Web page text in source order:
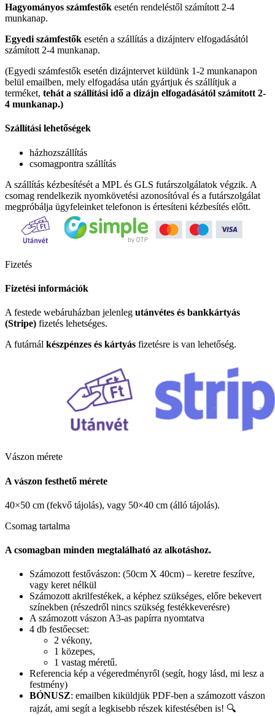
Hagyományos számfestők esetén rendeléstől számított 2-4
munkanap.
Egyedi számfestők esetén a szállítás a dizájnterv elfogadásától
számított 2-4 munkanap.
(Egyedi számfestők esetén dizájntervet küldünk 1-2 munkanapon
belül emailben, mely elfogadása után gyártjuk és szállítjuk a
terméket, tehát a szállítási idő a dizájn elfogadásától számított 2-
4 munkanap.)
Szállítási lehetőségek
házhozszállítás
csomagpontra szállítás
A szállítás kézbesítését a MPL és GLS futárszolgálatok végzik. A
csomag rendelkezik nyomkövetési azonosítóval és a futárszolgálat
megpróbálja ügyfeleinket telefonon is értesíteni kézbesítés előtt.
Fizetés
Fizetési információk
A festede webáruházban jelenleg utánvétes és bankkártyás
(Stripe) fizetés lehetséges.
A futárnál készpénzes és kártyás fizetésre is van lehetőség.
Vászon mérete
A vászon festhető mérete
40×50 cm (fekvő tájolás), vagy 50×40 cm (álló tájolás).
Csomag tartalma
A csomagban minden megtalálható az alkotáshoz.
Számozott festővászon: (50cm X 40cm) – keretre feszítve,
vagy keret nélkül
Számozott akrilfestékek, a képhez szükséges, előre bekevert
színekben (részedről nincs szükség festékkeverésre)
A számozott vászon A3-as papírra nyomtatva
4 db festőecset:
2 vékony,
1 közepes,
1 vastag méretű.
Referencia kép a végeredményről (segít, hogy lásd, mi lesz a
festmény)
BÓNUSZ: emailben kiküldjük PDF-ben a számozott vászon
rajzát, ami segít a legkisebb részek kifestésében is! 🔍